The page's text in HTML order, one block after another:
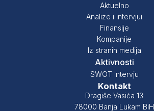
Aktuelno
Analize i intervjui
Finansije
Kompanije
Iz stranih medija
Aktivnosti
SWOT Intervju
Kontakt
Dragiše Vasića 13
78000 Banja Lukam BiH